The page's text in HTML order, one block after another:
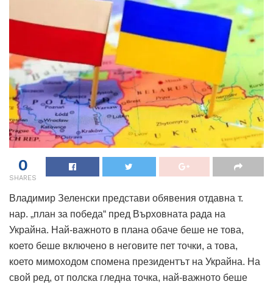
0
SHARES
Владимир Зеленски представи обявения отдавна т.
нар. „план за победа“ пред Върховната рада на
Украйна. Най-важното в плана обаче беше не това,
което беше включено в неговите пет точки, а това,
което мимоходом спомена президентът на Украйна. На
свой ред, от полска гледна точка, най-важното беше